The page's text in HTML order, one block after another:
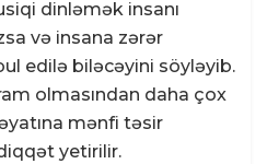
dinləmək insanı
və insana zərər
edilə biləcəyini söyləyib.
olmasından daha çox
mənfi təsir
yetirilir.